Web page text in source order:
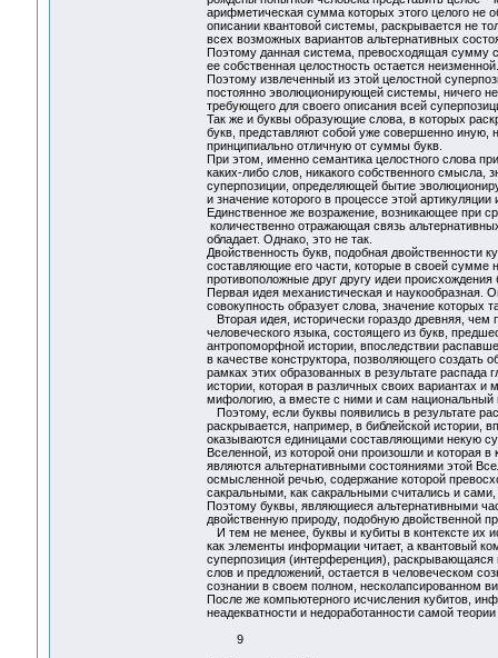
арифметическая сумма которых этого целого не
описании квантовой системы, раскрывается не
всех возможных вариантов альтернативных
Поэтому данная система, превосходящая сумму
ее собственная целостность остается
Поэтому извлеченный из этой целостной
постоянно эволюционирующей системы, ничего
требующего для своего описания всей
Так же и буквы образующие слова, в которых
букв, представляют собой уже совершенно иную,
принципиально отличную от суммы букв.
При этом, именно семантика целостного слова
каких-либо слов, никакого собственного
суперпозиции, определяющей бытие
и значение которого в процессе этой артикуляции
Единственное же возражение, возникающее при
количественно отражающая связь
обладает. Однако, это не так.
Двойственность букв, подобная
составляющие его части, которые в своей сумме
противоположные друг другу идеи
Первая идея механистическая и наукообразная.
совокупность образует слова, значение
Вторая идея, исторически гораздо древняя, чем
человеческого языка, состоящего из букв,
антропоморфной истории, впоследствии
в качестве конструктора, позволяющего
рамках этих образованных в результате распада
истории, которая в различных своих вариантах
мифологию, а вместе с ними и сам национальный
Поэтому, если буквы появились в результате
раскрывается, например, в библейской истории,
оказываются единицами составляющими некую
Вселенной, из которой они произошли и которая
являются альтернативными состояниями этой
осмысленной речью, содержание которой
сакральными, как сакральными считались и
Поэтому буквы, являющиеся альтернативными
двойственную природу, подобную двойственной
И тем не менее, буквы и кубиты в контексте их
как элементы информации читает, а квантовый
суперпозиция (интерференция), раскрывающаяся
слов и предложений, остается в человеческом
сознании в своем полном, несколапсированном
После же компьютерного исчисления кубитов,
неадекватности и недоработанности самой
9